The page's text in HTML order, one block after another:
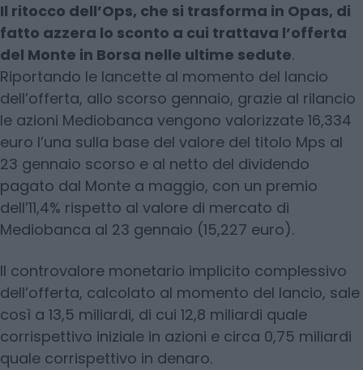
Il ritocco dell’Ops, che si trasforma in Opas, di
fatto azzera lo sconto a cui trattava l’offerta
del Monte in Borsa nelle ultime sedute.
Riportando le lancette al momento del lancio
dell’offerta, allo scorso gennaio, grazie al rilancio
le azioni Mediobanca vengono valorizzate 16,334
euro l’una sulla base del valore del titolo Mps al
23 gennaio scorso e al netto del dividendo
pagato dal Monte a maggio, con un premio
dell’11,4% rispetto al valore di mercato di
Mediobanca al 23 gennaio (15,227 euro).
Il controvalore monetario implicito complessivo
dell’offerta, calcolato al momento del lancio, sale
così a 13,5 miliardi, di cui 12,8 miliardi quale
corrispettivo iniziale in azioni e circa 0,75 miliardi
quale corrispettivo in denaro.